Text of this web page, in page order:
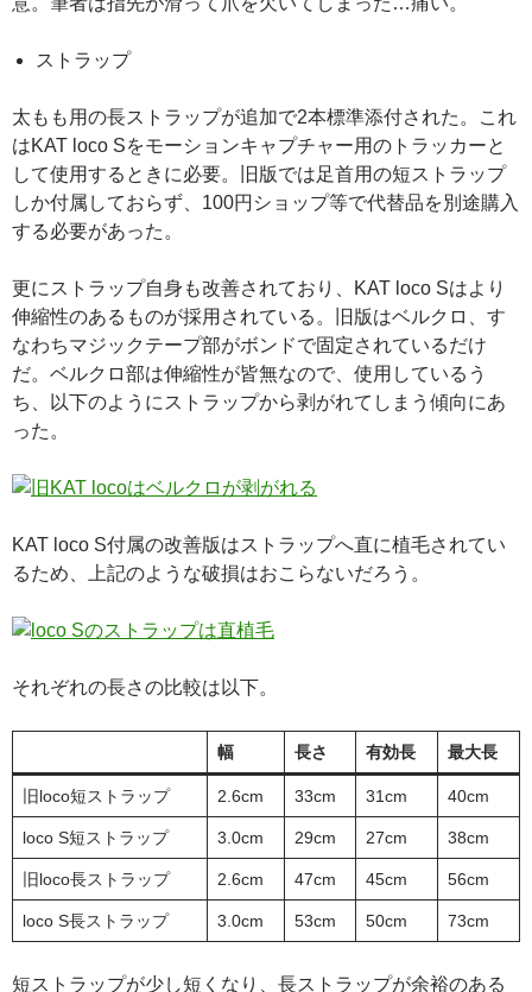
ストラップ
太もも用の長ストラップが追加で2本標準添付された。これ
はKAT loco Sをモーションキャプチャー用のトラッカーと
して使用するときに必要。旧版では足首用の短ストラップ
しか付属しておらず、100円ショップ等で代替品を別途購入
する必要があった。
更にストラップ自身も改善されており、KAT loco Sはより
伸縮性のあるものが採用されている。旧版はベルクロ、す
なわちマジックテープ部がボンドで固定されているだけ
だ。ベルクロ部は伸縮性が皆無なので、使用しているう
ち、以下のようにストラップから剥がれてしまう傾向にあ
った。
KAT loco S付属の改善版はストラップへ直に植毛されてい
るため、上記のような破損はおこらないだろう。
それぞれの長さの比較は以下。
幅 長さ 有効長 最大長
旧loco短ストラップ 2.6cm 33cm 31cm 40cm
loco S短ストラップ 3.0cm 29cm 27cm 38cm
旧loco長ストラップ 2.6cm 47cm 45cm 56cm
loco S長ストラップ 3.0cm 53cm 50cm 73cm
短ストラップが少し短くなり、長ストラップが余裕のある